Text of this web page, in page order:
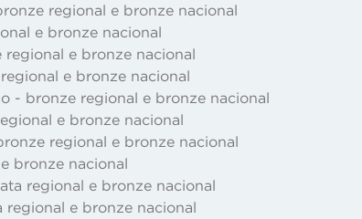
regional e bronze nacional
e bronze nacional
regional e bronze nacional
e bronze nacional
- bronze regional e bronze nacional
e bronze nacional
regional e bronze nacional
bronze nacional
regional e bronze nacional
regional e bronze nacional